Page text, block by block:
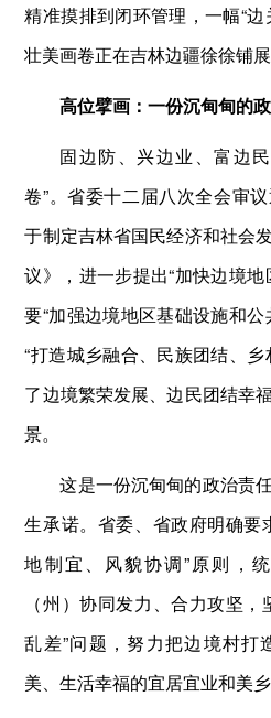
精准摸排到闭环管理，一幅“
壮美画卷正在吉林边疆徐徐铺展
高位擘画：一份沉甸甸的
固边防、兴边业、富边
卷”。省委十二届八次全会审
于制定吉林省国民经济和社会
议》，进一步提出“加快边境
要“加强边境地区基础设施和
“打造城乡融合、民族团结、
了边境繁荣发展、边民团结幸
景。
这是一份沉甸甸的政治责
生承诺。省委、省政府明确要
地制宜、风貌协调”原则，
（州）协同发力、合力攻坚
乱差”问题，努力把边境村打
美、生活幸福的宜居宜业和美乡